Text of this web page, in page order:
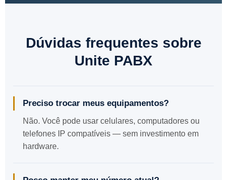
Dúvidas frequentes sobre
Unite PABX
Preciso trocar meus equipamentos?
Não. Você pode usar celulares, computadores ou
telefones IP compatíveis — sem investimento em
hardware.